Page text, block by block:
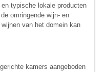
typische lokale producten
omringende wijn- en
van het domein kan
kamers aangeboden